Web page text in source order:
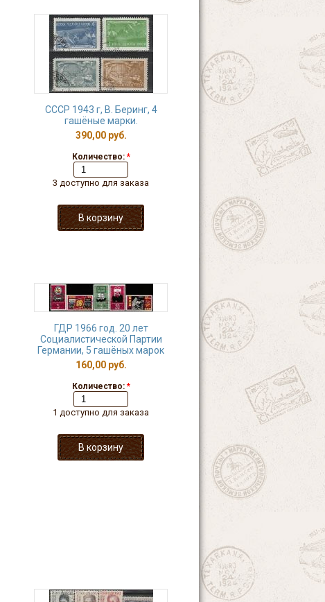
СССР 1943 г, В. Беринг, 4
гашёные марки.
390,00 руб.
Количество: *
3 доступно для заказа
ГДР 1966 год. 20 лет
Социалистической Партии
Германии, 5 гашёных марок
160,00 руб.
Количество: *
1 доступно для заказа